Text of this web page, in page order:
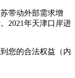
带动外部需求增
2021年天津口岸进
您的合法权益（内